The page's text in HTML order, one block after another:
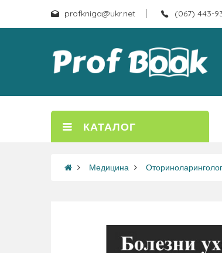
profkniga@ukr.net (067) 443-
КАТАЛОГ
Медицина